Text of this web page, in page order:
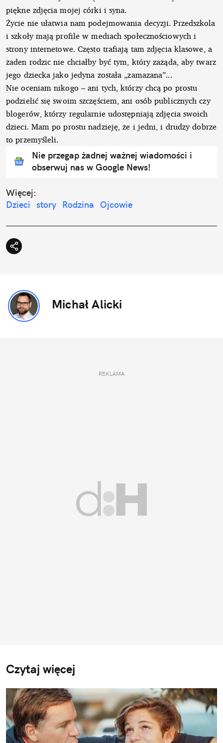
piękne zdjęcia mojej córki i syna.
Życie nie ułatwia nam podejmowania decyzji. Przedszkola
i szkoły mają profile w mediach społecznościowych i
strony internetowe. Często trafiają tam zdjęcia klasowe, a
żaden rodzic nie chciałby być tym, który zażąda, aby twarz
jego dziecka jako jedyna została „zamazana”...
Nie oceniam nikogo – ani tych, którzy chcą po prostu
podzielić się swoim szczęściem, ani osób publicznych czy
blogerów, którzy regularnie udostępniają zdjęcia swoich
dzieci. Mam po prostu nadzieję, że i jedni, i drudzy dobrze
to przemyśleli.
Nie przegap żadnej ważnej wiadomości i
obserwuj nas w Google News!
Więcej:
Dzieci story Rodzina Ojcowie
Michał Alicki
REKLAMA
Czytaj więcej